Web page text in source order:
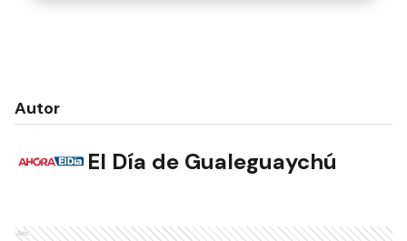
Autor
El Día de Gualeguaychú
Ads